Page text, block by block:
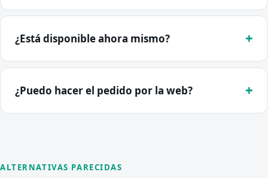
¿Está disponible ahora mismo?
¿Puedo hacer el pedido por la web?
ALTERNATIVAS PARECIDAS